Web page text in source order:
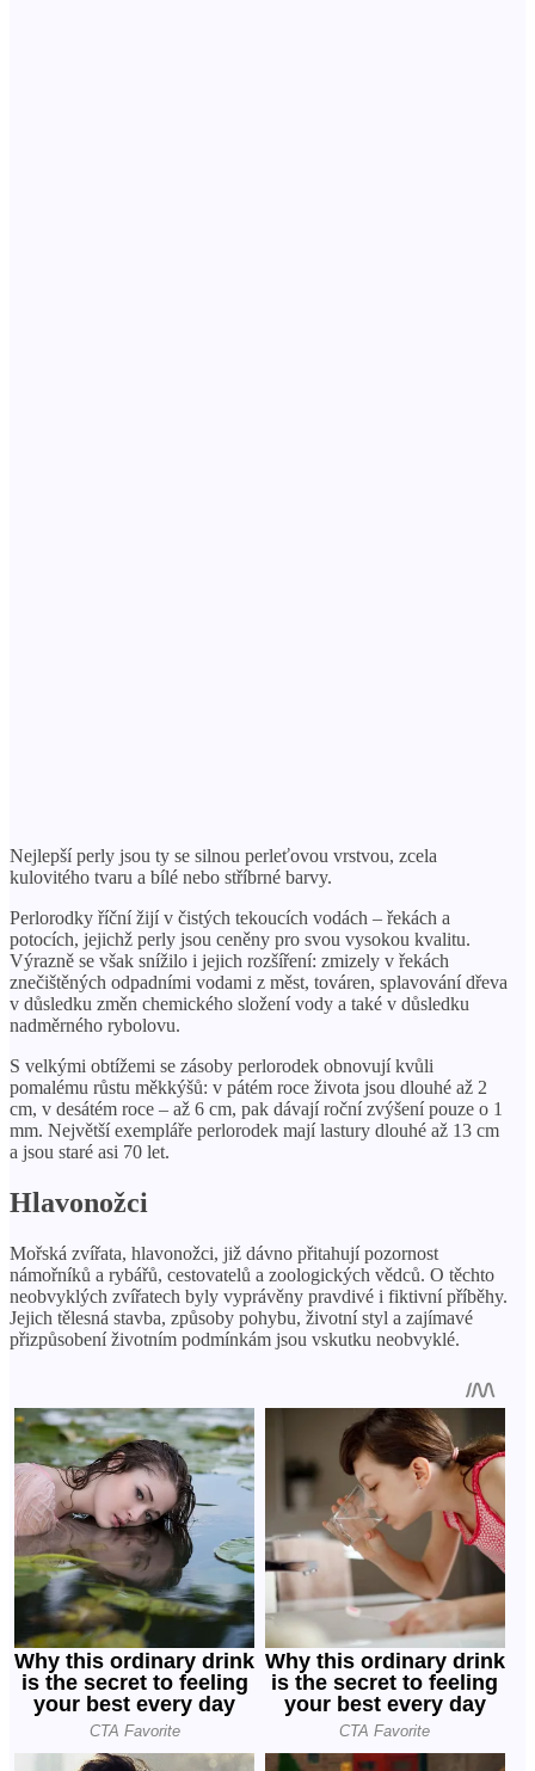
Nejlepší perly jsou ty se silnou perleťovou vrstvou, zcela
kulovitého tvaru a bílé nebo stříbrné barvy.
Perlorodky říční žijí v čistých tekoucích vodách – řekách a
potocích, jejichž perly jsou ceněny pro svou vysokou kvalitu.
Výrazně se však snížilo i jejich rozšíření: zmizely v řekách
znečištěných odpadními vodami z měst, továren, splavování dřeva
v důsledku změn chemického složení vody a také v důsledku
nadměrného rybolovu.
S velkými obtížemi se zásoby perlorodek obnovují kvůli
pomalému růstu měkkýšů: v pátém roce života jsou dlouhé až 2
cm, v desátém roce – až 6 cm, pak dávají roční zvýšení pouze o 1
mm. Největší exempláře perlorodek mají lastury dlouhé až 13 cm
a jsou staré asi 70 let.
Hlavonožci
Mořská zvířata, hlavonožci, již dávno přitahují pozornost
námořníků a rybářů, cestovatelů a zoologických vědců. O těchto
neobvyklých zvířatech byly vyprávěny pravdivé i fiktivní příběhy.
Jejich tělesná stavba, způsoby pohybu, životní styl a zajímavé
přizpůsobení životním podmínkám jsou vskutku neobvyklé.